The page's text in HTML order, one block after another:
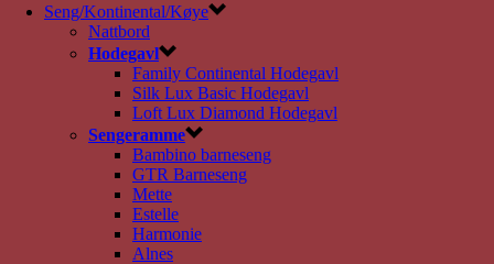
Seng/Kontinental/Køye
Nattbord
Hodegavl
Family Continental Hodegavl
Silk Lux Basic Hodegavl
Loft Lux Diamond Hodegavl
Sengeramme
Bambino barneseng
GTR Barneseng
Mette
Estelle
Harmonie
Alnes